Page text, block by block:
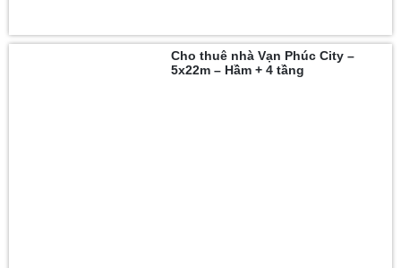
Cho thuê nhà Vạn Phúc City –
5x22m – Hầm + 4 tầng